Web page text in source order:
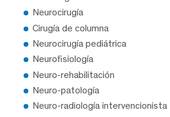
Neurocirugía
Cirugía de columna
Neurocirugía pediátrica
Neurofisiología
Neuro-rehabilitación
Neuro-patología
Neuro-radiología intervencionista